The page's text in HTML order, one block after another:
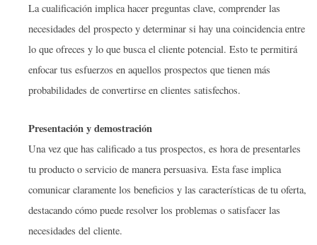
La cualificación implica hacer preguntas clave, comprender las
necesidades del prospecto y determinar si hay una coincidencia entre
lo que ofreces y lo que busca el cliente potencial. Esto te permitirá
enfocar tus esfuerzos en aquellos prospectos que tienen más
probabilidades de convertirse en clientes satisfechos.
Presentación y demostración
Una vez que has calificado a tus prospectos, es hora de presentarles
tu producto o servicio de manera persuasiva. Esta fase implica
comunicar claramente los beneficios y las características de tu oferta,
destacando cómo puede resolver los problemas o satisfacer las
necesidades del cliente.